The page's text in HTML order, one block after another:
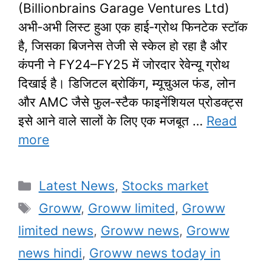
(Billionbrains Garage Ventures Ltd)
अभी‑अभी लिस्ट हुआ एक हाई‑ग्रोथ फिनटेक स्टॉक
है, जिसका बिजनेस तेजी से स्केल हो रहा है और
कंपनी ने FY24–FY25 में जोरदार रेवेन्यू ग्रोथ
दिखाई है। डिजिटल ब्रोकिंग, म्यूचुअल फंड, लोन
और AMC जैसे फुल‑स्टैक फाइनेंशियल प्रोडक्ट्स
इसे आने वाले सालों के लिए एक मजबूत … Read
more
Categories
Latest News, Stocks market
Tags
Groww, Groww limited, Groww
limited news, Groww news, Groww
news hindi, Groww news today in